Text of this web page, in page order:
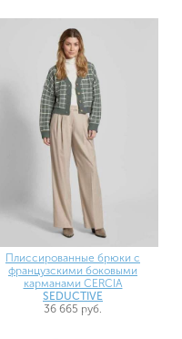
Плиссированные брюки с
французскими боковыми
карманами CERCIA
SEDUCTIVE
36 665 руб.